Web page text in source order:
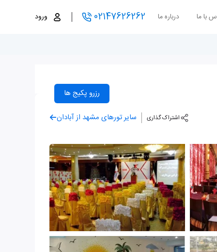
با ما درباره ما 02147626262 ورود
رزرو پکیج ها
اشتراک گذاری سایر تورهای مشهد از آبادان